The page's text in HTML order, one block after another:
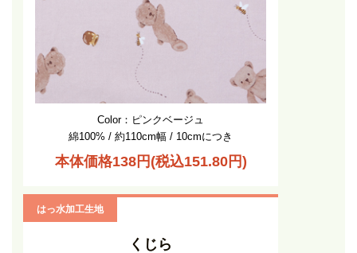
Color：ピンクベージュ
綿100% / 約110cm幅 / 10cmにつき
本体価格138円(税込151.80円)
はっ水加工生地
くじら